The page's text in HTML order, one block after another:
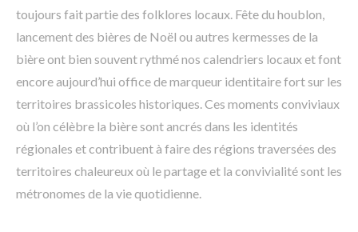
toujours fait partie des folklores locaux. Fête du houblon,
lancement des bières de Noël ou autres kermesses de la
bière ont bien souvent rythmé nos calendriers locaux et font
encore aujourd’hui office de marqueur identitaire fort sur les
territoires brassicoles historiques. Ces moments conviviaux
où l’on célèbre la bière sont ancrés dans les identités
régionales et contribuent à faire des régions traversées des
territoires chaleureux où le partage et la convivialité sont les
métronomes de la vie quotidienne.